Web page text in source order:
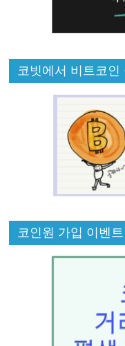
코빗에서 비트코인
코인원 가입 이벤트